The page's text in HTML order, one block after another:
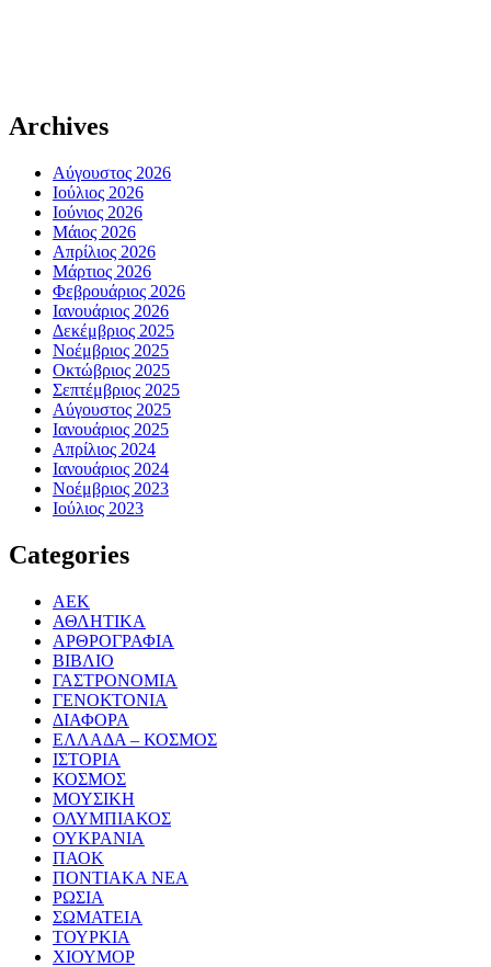
Archives
Αύγουστος 2026
Ιούλιος 2026
Ιούνιος 2026
Μάιος 2026
Απρίλιος 2026
Μάρτιος 2026
Φεβρουάριος 2026
Ιανουάριος 2026
Δεκέμβριος 2025
Νοέμβριος 2025
Οκτώβριος 2025
Σεπτέμβριος 2025
Αύγουστος 2025
Ιανουάριος 2025
Απρίλιος 2024
Ιανουάριος 2024
Νοέμβριος 2023
Ιούλιος 2023
Categories
ΑΕΚ
ΑΘΛΗΤΙΚΑ
ΑΡΘΡΟΓΡΑΦΙΑ
ΒΙΒΛΙΟ
ΓΑΣΤΡΟΝΟΜΙΑ
ΓΕΝΟΚΤΟΝΙΑ
ΔΙΑΦΟΡΑ
ΕΛΛΑΔΑ – ΚΟΣΜΟΣ
ΙΣΤΟΡΙΑ
ΚΟΣΜΟΣ
ΜΟΥΣΙΚΗ
ΟΛΥΜΠΙΑΚΟΣ
ΟΥΚΡΑΝΙΑ
ΠΑΟΚ
ΠΟΝΤΙΑΚΑ ΝΕΑ
ΡΩΣΙΑ
ΣΩΜΑΤΕΙΑ
ΤΟΥΡΚΙΑ
ΧΙΟΥΜΟΡ